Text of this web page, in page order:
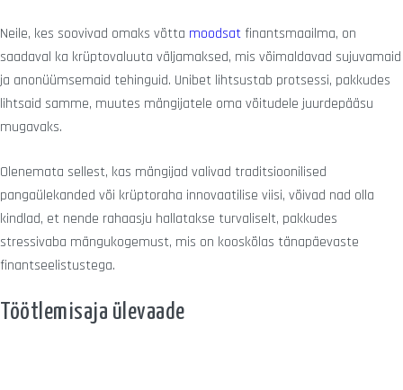
Neile, kes soovivad omaks võtta moodsatfinantsmaailma, on
saadaval ka krüptovaluuta väljamaksed, mis võimaldavad sujuvamaid
ja anonüümsemaid tehinguid. Unibet lihtsustab protsessi, pakkudes
lihtsaid samme, muutes mängijatele oma võitudele juurdepääsu
mugavaks.
Olenemata sellest, kas mängijad valivad traditsioonilised
pangaülekanded või krüptoraha innovaatilise viisi, võivad nad olla
kindlad, et nende rahaasju hallatakse turvaliselt, pakkudes
stressivaba mängukogemust, mis on kooskõlas tänapäevaste
finantseelistustega.
Töötlemisaja ülevaade